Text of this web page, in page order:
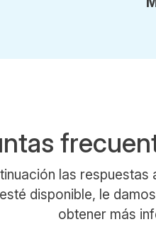
las
disponible, le
obtener más